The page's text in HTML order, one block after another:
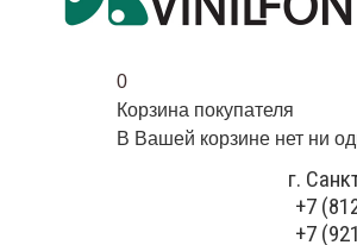
0
Корзина покупателя
В Вашей корзине нет ни
г.
+7
+7